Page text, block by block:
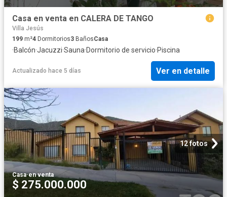
Casa en venta en CALERA DE TANGO
Villa Jesús
199 m²4 Dormitorios3 BañosCasa
·Balcón·Jacuzzi·Sauna·Dormitorio de servicio·Piscina
Actualizado hace 5 días Ver en detalle
12 fotos
Casa·en venta
$ 275.000.000